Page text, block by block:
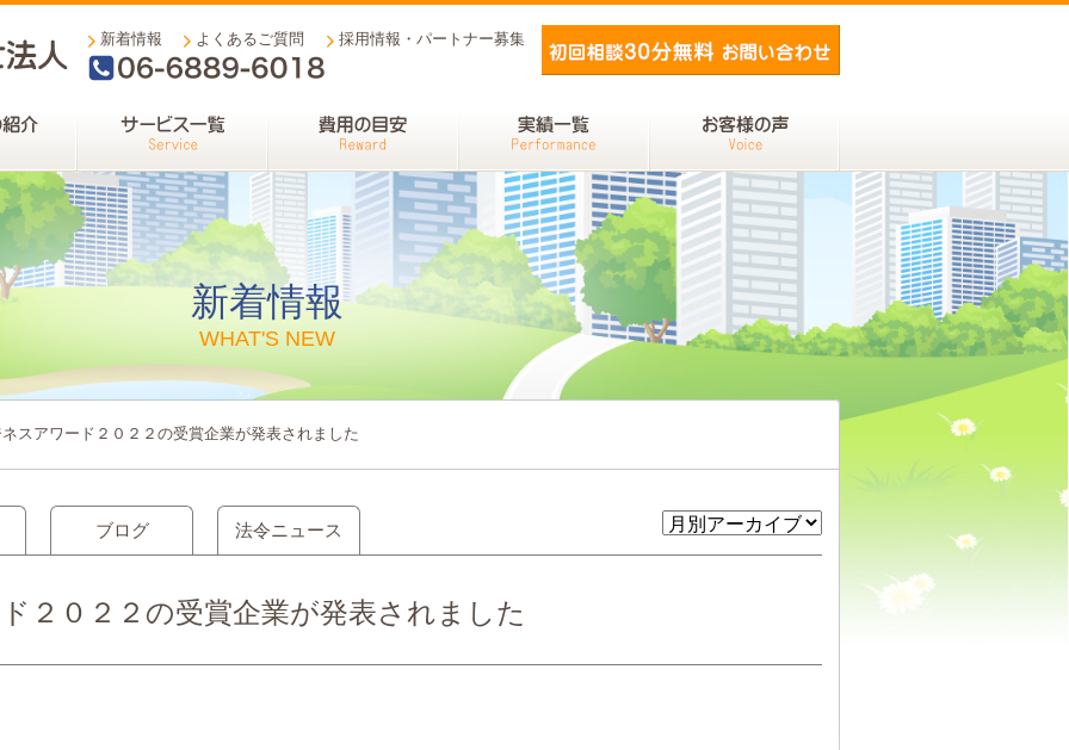
新着情報 よくあるご質問 採用情報・パートナー募集
新着情報
WHAT'S NEW
スアワード２０２２の受賞企業が発表されました
ブログ 法令ニュース
２０２２の受賞企業が発表されました